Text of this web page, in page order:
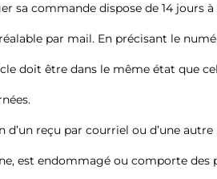
€€
sa commande dispose de 14
par mail. En précisant le
doit être dans le même état que
reçu par courriel ou d’une autre
est endommagé ou comporte